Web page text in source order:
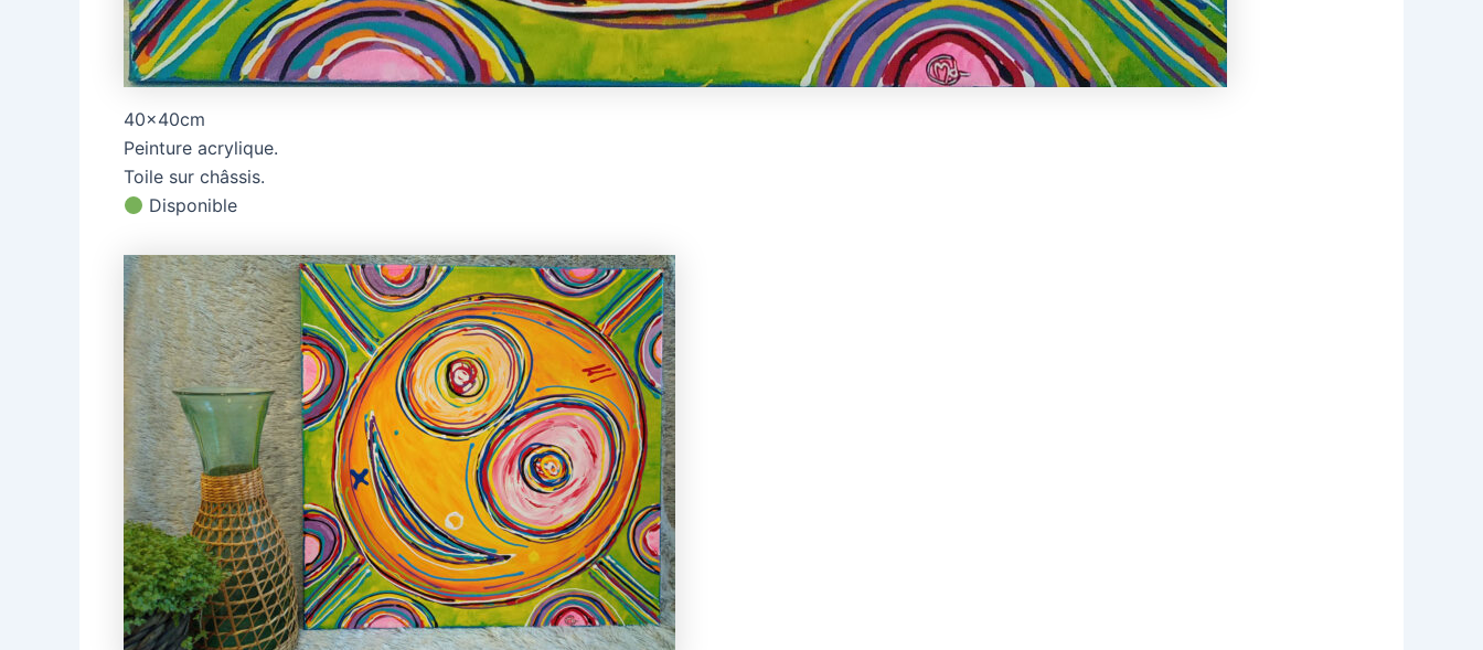
40x40cm
Peinture acrylique.
Toile sur châssis.
Disponible